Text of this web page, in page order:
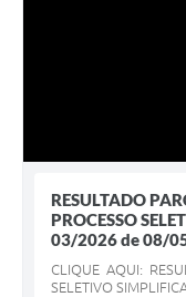
RESULTADO
PROCESSO
03/2026 de 08/
CLIQUE AQUI:
SELETIVO